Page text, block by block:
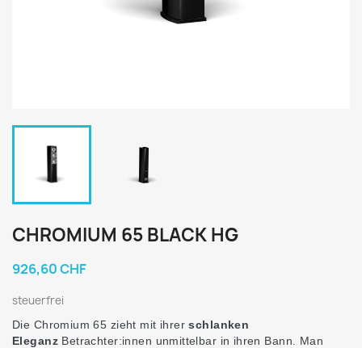
CHROMIUM 65 BLACK HG
926,60 CHF
steuerfrei
Die Chromium 65 zieht mit ihrerschlanken
EleganzBetrachter:innen unmittelbar in ihren Bann. Man